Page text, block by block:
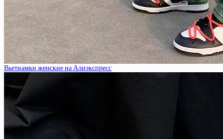
Вьетнамки женские на Алиэкспресс